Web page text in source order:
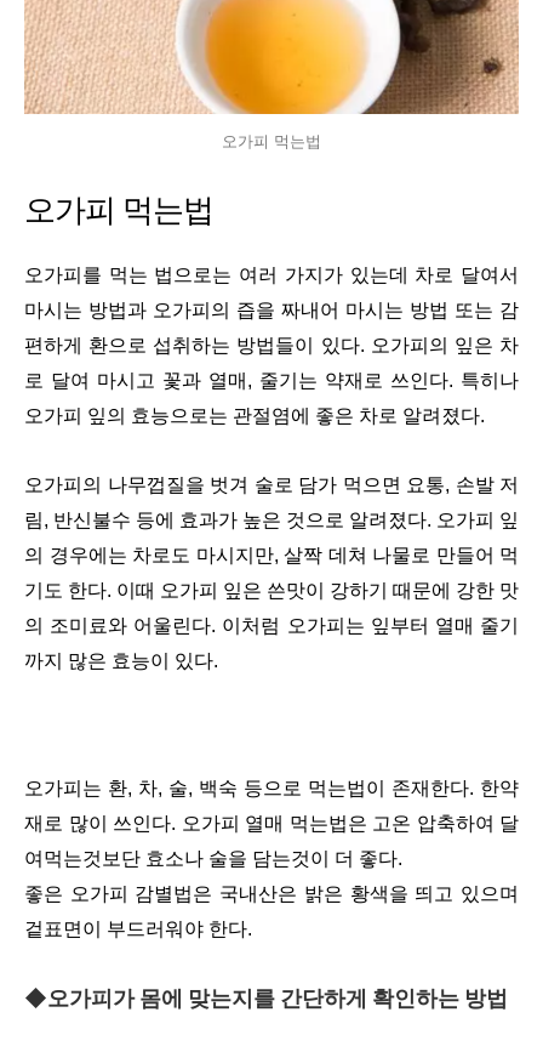
오가피 먹는법
오가피 먹는법
오가피를 먹는 법으로는 여러 가지가 있는데 차로 달여서
마시는 방법과 오가피의 즙을 짜내어 마시는 방법 또는 감
편하게 환으로 섭취하는 방법들이 있다. 오가피의 잎은 차
로 달여 마시고 꽃과 열매, 줄기는 약재로 쓰인다. 특히나
오가피 잎의 효능으로는 관절염에 좋은 차로 알려졌다.
오가피의 나무껍질을 벗겨 술로 담가 먹으면 요통, 손발 저
림, 반신불수 등에 효과가 높은 것으로 알려졌다. 오가피 잎
의 경우에는 차로도 마시지만, 살짝 데쳐 나물로 만들어 먹
기도 한다. 이때 오가피 잎은 쓴맛이 강하기 때문에 강한 맛
의 조미료와 어울린다. 이처럼 오가피는 잎부터 열매 줄기
까지 많은 효능이 있다.
오가피는 환, 차, 술, 백숙 등으로 먹는법이 존재한다. 한약
재로 많이 쓰인다. 오가피 열매 먹는법은 고온 압축하여 달
여먹는것보단 효소나 술을 담는것이 더 좋다.
좋은 오가피 감별법은 국내산은 밝은 황색을 띄고 있으며
겉표면이 부드러워야 한다.
◆오가피가 몸에 맞는지를 간단하게 확인하는 방법